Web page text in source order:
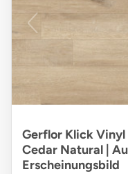
Gerflor Klick
Cedar Natural |
Erscheinungsbild